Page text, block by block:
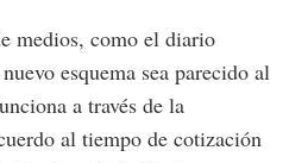
medios, como el diario
esquema sea parecido al
a través de la
al tiempo de cotización